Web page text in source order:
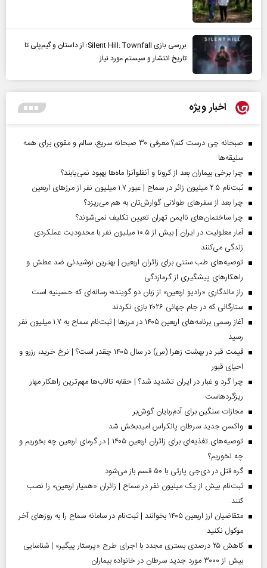
بررسی بازی Silent Hill: Townfall؛ از داستان و گیم‌پلی تا
تاریخ انتشار و سیستم مورد نیاز
اخبار ویژه
صبحانه چی درست کنم؟ معرفی ۳۰ صبحانه سریع، سالم و مقوی برای همه
سلیقه‌ها
چرا برخی بیماران بعد از کرونا و آنفلوآنزا ماه‌ها بهبود نمی‌یابند؟
ثبت‌نام ۲.۵ میلیون زائر در سماح | عبور ۱.۷ میلیون نفر از مرز‌های اربعین
چرا بعد از سفرهای طولانی گوارش‌تان به هم می‌ریزد؟
چرا ساختمان‌های ناایمن تهران تعیین تکلیف نمی‌شوند؟
آمار معلولیت در ایران | بیش از ۱۰.۵ میلیون نفر با محدودیت عملکردی
زندگی می‌کنند
توصیه‌های طب سنتی برای زائران اربعین | بهترین نوشیدنی ضد عطش و
راهکارهای پیشگیری از گرمازدگی
راز ماندگاری «رادیو اربعین» از زبان دو گوینده؛ رسانه‌ای که حسینیه است
ستارگانی که در جام جهانی ۲۰۲۶ بازی نکردند
آغاز رسمی برنامه‌های اربعین ۱۴۰۵ در مرز‌ها | ثبت‌نام سماح به ۱.۷ میلیون نفر
رسید
قیمت قبر در بهشت زهرا (س) در سال ۱۴۰۵ چقدر است؟ | نرخ خرید، رزرو و
احیای قبور
چرا گرد و غبار در ایران تشدید شد؟ | حقابه تالاب‌ها مهم‌ترین راهکار مهار
ریزگردهاست
مجازات سنگین برای آدم‌ربایان گوش‌بر
واکسن جدید سرطان پانکراس امیدبخش شد
توصیه‌های تغذیه‌ای برای زائران اربعین ۱۴۰۵ | در گرمای اربعین چه بخوریم و
چه نخوریم؟
گره قتل در دی‌جی پارتی با ۵۰ قسم باز می‌شود
ثبت‌نام بیش از یک میلیون نفر در سماح | زائران «همیار اربعین» را نصب
کنند
متقاضیان ارز اربعین ۱۴۰۵ بخوانند | ثبت‌نام در سامانه سماح را به روز‌های آخر
موکول نکنید
کاهش ۲۵ درصدی بستری مجدد با اجرای طرح «پرستار پیگیر» | شناسایی
بیش از ۳۰۰۰ مورد جدید سرطان در خانواده بیماران